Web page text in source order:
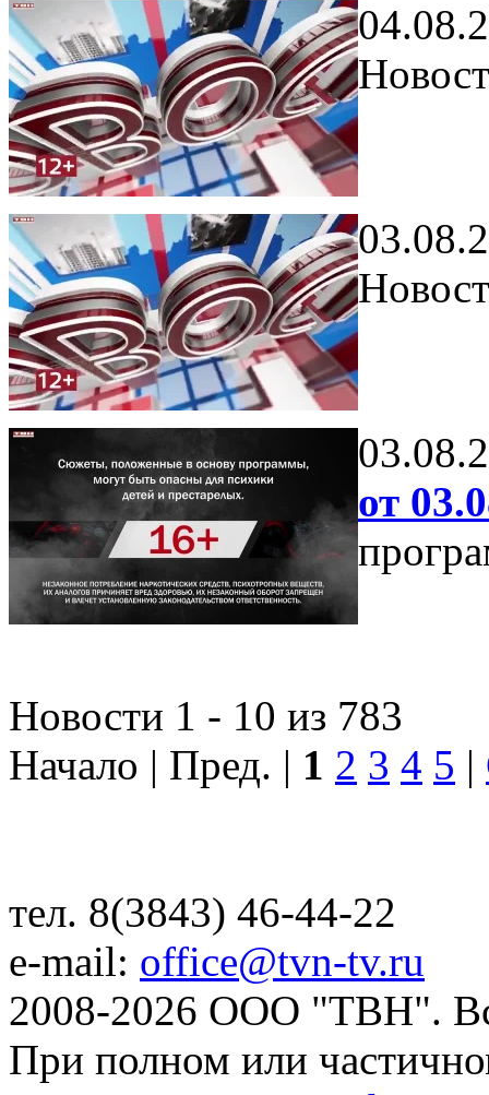
от
Новости 1 - 10 из 783
Начало | Пред. | 1 2 3 4 5 |
тел. 8(3843) 46-44-22
e-mail: office@tvn-tv.ru
2008-2026 ООО "ТВН".
При полном или